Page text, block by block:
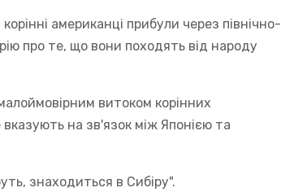
американці прибули через північно-
про те, що вони походять від народу
витоком корінних
вказують на зв'язок між Японією та
знаходиться в Сибіру".